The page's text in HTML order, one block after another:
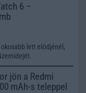
6 –
lett elődjénél,
jön a Redmi
mAh-s teleppel